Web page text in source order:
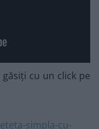
găsiți cu un click pe